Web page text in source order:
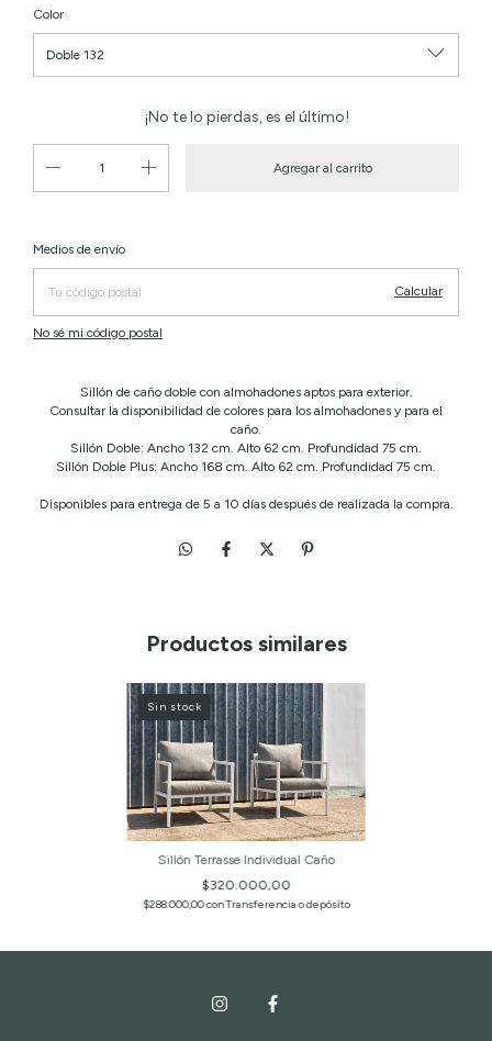
Color
¡No te lo pierdas, es el último!
Entregas para el CP:
Medios de envío
Calcular
No sé mi código postal
Sillón de caño doble con almohadones aptos para exterior.
Consultar la disponibilidad de colores para los almohadones y para el
caño.
Sillón Doble: Ancho 132 cm. Alto 62 cm. Profundidad 75 cm.
Sillón Doble Plus: Ancho 168 cm. Alto 62 cm. Profundidad 75 cm.
Disponibles para entrega de 5 a 10 días después de realizada la compra.
Productos similares
Sin stock
Sillón Terrasse Individual Caño
$320.000,00
$288.000,00conTransferencia o depósito